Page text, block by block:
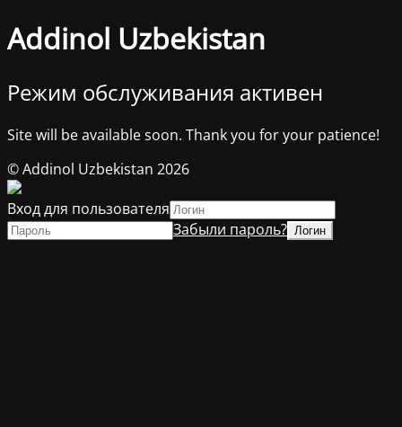
Addinol Uzbekistan
Режим обслуживания активен
Site will be available soon. Thank you for your patience!
© Addinol Uzbekistan 2026
Вход для пользователя
Забыли пароль?